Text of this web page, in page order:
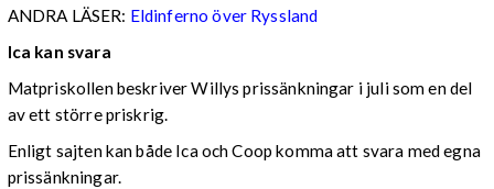
ANDRA LÄSER: Eldinferno över Ryssland
Ica kan svara
Matpriskollen beskriver Willys prissänkningar i juli som en del
av ett större priskrig.
Enligt sajten kan både Ica och Coop komma att svara med egna
prissänkningar.